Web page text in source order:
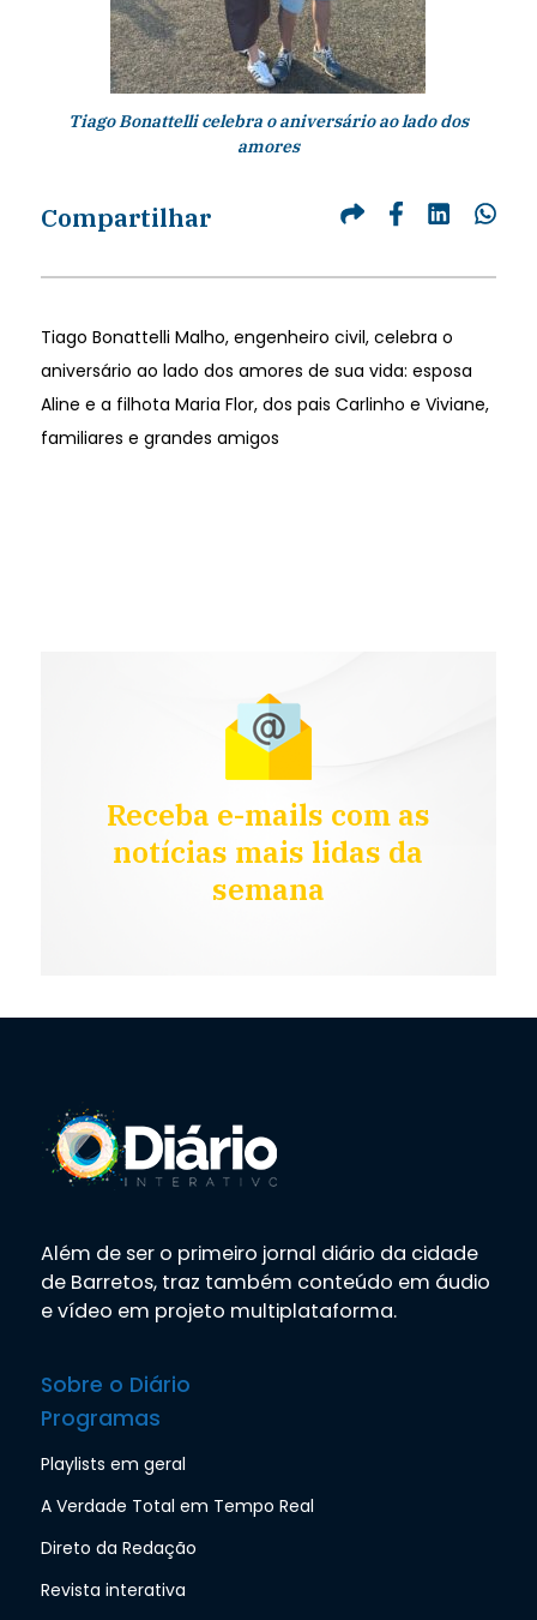
Tiago Bonattelli celebra o aniversário ao lado dos
amores
Compartilhar
Tiago Bonattelli Malho, engenheiro civil, celebra o
aniversário ao lado dos amores de sua vida: esposa
Aline e a filhota Maria Flor, dos pais Carlinho e Viviane,
familiares e grandes amigos
Receba e-mails com as
notícias mais lidas da
semana
Além de ser o primeiro jornal diário da cidade
de Barretos, traz também conteúdo em áudio
e vídeo em projeto multiplataforma.
Sobre o Diário
Programas
Playlists em geral
A Verdade Total em Tempo Real
Direto da Redação
Revista interativa